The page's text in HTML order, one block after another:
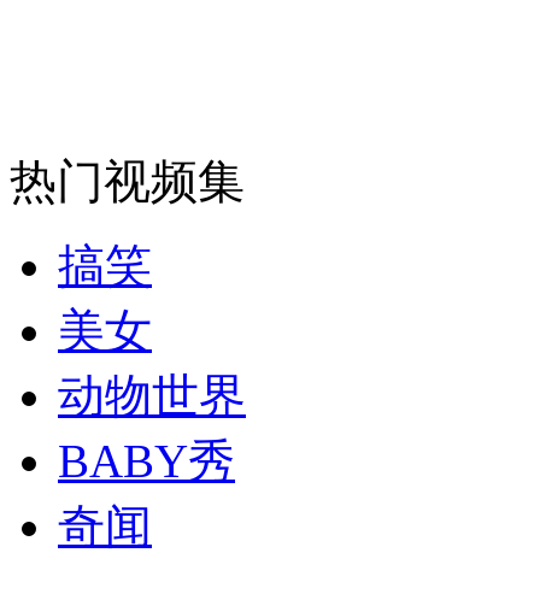
纽约上演“枕头大战”
司机酒驾遇交警 急速倒车逃窜
热门视频集
搞笑
美女
动物世界
BABY秀
奇闻